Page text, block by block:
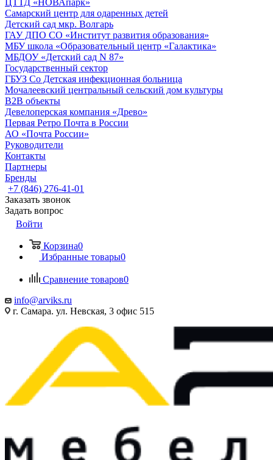
ЦТТД «НОВАпарк»
Самарский центр для одаренных детей
Детский сад мкр. Волгарь
ГАУ ДПО СО «Институт развития образования»
МБУ школа «Образовательный центр «Галактика»
МБДОУ «Детский сад N 87»
Государственный сектор
ГБУЗ Со Детская инфекционная больница
Мочалеевский центральный сельский дом культуры
B2B объекты
Девелоперская компания «Древо»
Первая Ретро Почта в России
АО «Почта России»
Руководители
Контакты
Партнеры
Бренды
+7 (846) 276-41-01
Заказать звонок
Задать вопрос
Войти
Корзина0
Избранные товары0
Сравнение товаров0
info@arviks.ru
г. Самара. ул. Невская, 3 офис 515